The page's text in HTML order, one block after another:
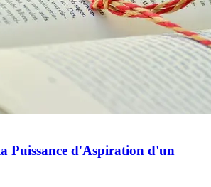
Puissance d'Aspiration d'un